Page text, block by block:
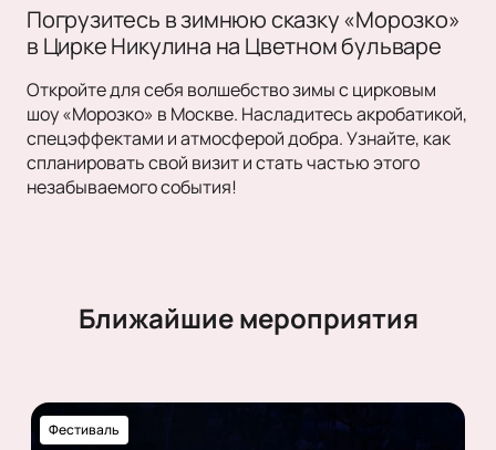
Погрузитесь в зимнюю сказку «Морозко»
в Цирке Никулина на Цветном бульваре
Откройте для себя волшебство зимы с цирковым
шоу «Морозко» в Москве. Насладитесь акробатикой,
спецэффектами и атмосферой добра. Узнайте, как
спланировать свой визит и стать частью этого
незабываемого события!
Ближайшие мероприятия
Фестиваль